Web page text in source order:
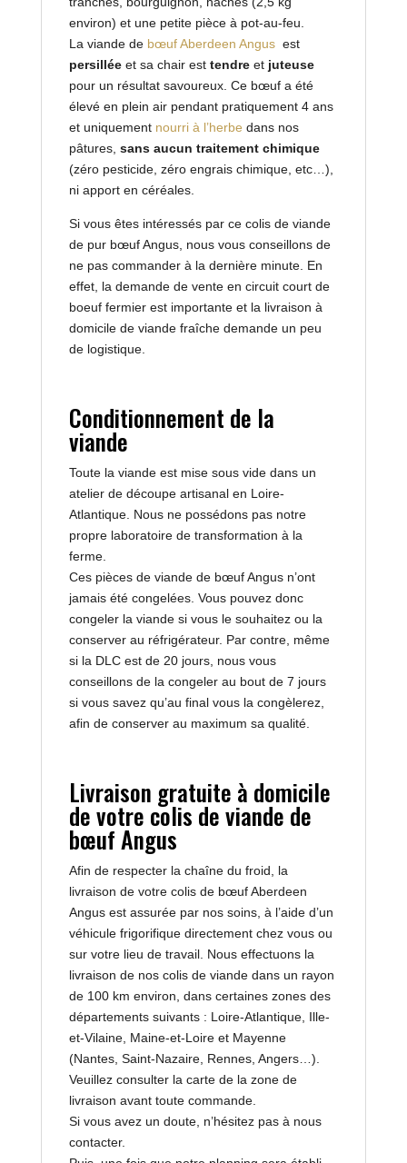
environ) et une petite pièce à pot-au-feu.
La viande de bœufAberdeen Angus est
persilléeet sa chair est tendreet juteuse
pour un résultat savoureux. Ce bœuf a été
élevé en plein air pendant pratiquement 4 ans
et uniquement nourri à l’herbe dans nos
pâtures, sans aucun traitement chimique
(zéro pesticide, zéro engrais chimique, etc…),
ni apport en céréales.
Si vous êtes intéressés par ce colis de viande
de pur bœuf Angus, nous vous conseillons de
ne pas commander à la dernière minute. En
effet, la demande de vente en circuit court de
boeuf fermier est importante et la livraison à
domicile de viande fraîche demande un peu
de logistique.
Conditionnement de la
viande
Toute la viande est mise sous vide dans un
atelier de découpe artisanal en Loire-
Atlantique. Nous ne possédons pas notre
propre laboratoire de transformation à la
ferme.
Ces pièces de viande de bœuf Angus n’ont
jamais été congelées. Vous pouvez donc
congeler la viande si vous le souhaitez ou la
conserver au réfrigérateur. Par contre, même
si la DLC est de 20 jours, nous vous
conseillons de la congeler au bout de 7 jours
si vous savez qu’au final vous la congèlerez,
afin de conserver au maximum sa qualité.
Livraison gratuite à domicile
de votre colis de viande de
bœuf Angus
Afin de respecter la chaîne du froid, la
livraison de votre colis de bœuf Aberdeen
Angus est assurée par nos soins, à l’aide d’un
véhicule frigorifique directement chez vous ou
sur votre lieu de travail. Nous effectuons la
livraison de nos colis de viande dans un rayon
de 100 km environ, dans certaines zones des
départements suivants : Loire-Atlantique, Ille-
et-Vilaine, Maine-et-Loire et Mayenne
(Nantes, Saint-Nazaire, Rennes, Angers…).
Veuillez consulter la carte de la zone de
livraison avant toute commande.
Si vous avez un doute, n’hésitez pas à nous
contacter.